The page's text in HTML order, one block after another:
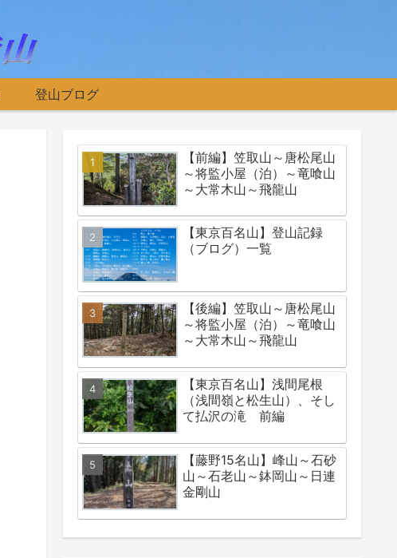
登山ブログ
【前編】笠取山～唐松尾山
～将監小屋（泊）～竜喰山
～大常木山～飛龍山
【東京百名山】登山記録
（ブログ）一覧
【後編】笠取山～唐松尾山
～将監小屋（泊）～竜喰山
～大常木山～飛龍山
【東京百名山】浅間尾根
（浅間嶺と松生山）、そし
て払沢の滝 前編
【藤野15名山】峰山～石砂
山～石老山～鉢岡山～日連
金剛山